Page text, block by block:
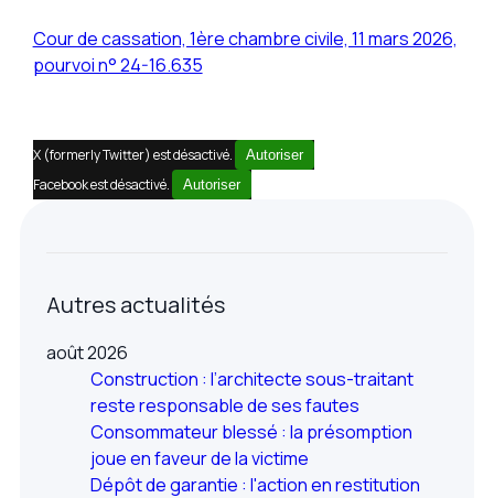
Cour de cassation, 1ère chambre civile, 11 mars 2026,
pourvoi n° 24-16.635
X (formerly Twitter) est désactivé. Autoriser
Facebook est désactivé. Autoriser
Autres actualités
août 2026
Construction : l’architecte sous-traitant
reste responsable de ses fautes
Consommateur blessé : la présomption
joue en faveur de la victime
Dépôt de garantie : l'action en restitution